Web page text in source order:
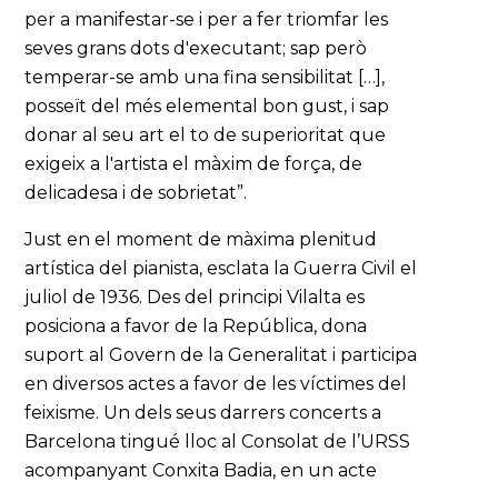
per a manifestar-se i per a fer triomfar les
seves grans dots d'executant; sap però
temperar-se amb una fina sensibilitat […],
posseït del més elemental bon gust, i sap
donar al seu art el to de superioritat que
exigeix a l'artista el màxim de força, de
delicadesa i de sobrietat”.
Just en el moment de màxima plenitud
artística del pianista, esclata la Guerra Civil el
juliol de 1936. Des del principi Vilalta es
posiciona a favor de la República, dona
suport al Govern de la Generalitat i participa
en diversos actes a favor de les víctimes del
feixisme. Un dels seus darrers concerts a
Barcelona tingué lloc al Consolat de l’URSS
acompanyant Conxita Badia, en un acte